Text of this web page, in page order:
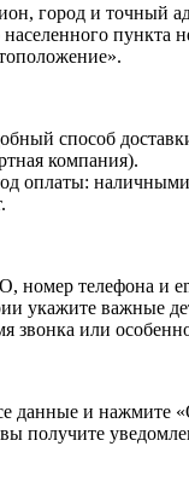
город и точный
пункта
способ
компания).
оплаты:
номер телефона и
укажите важные
звонка или
данные и нажмите
получите